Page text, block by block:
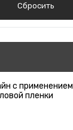
Сбросить
с применением
пленки